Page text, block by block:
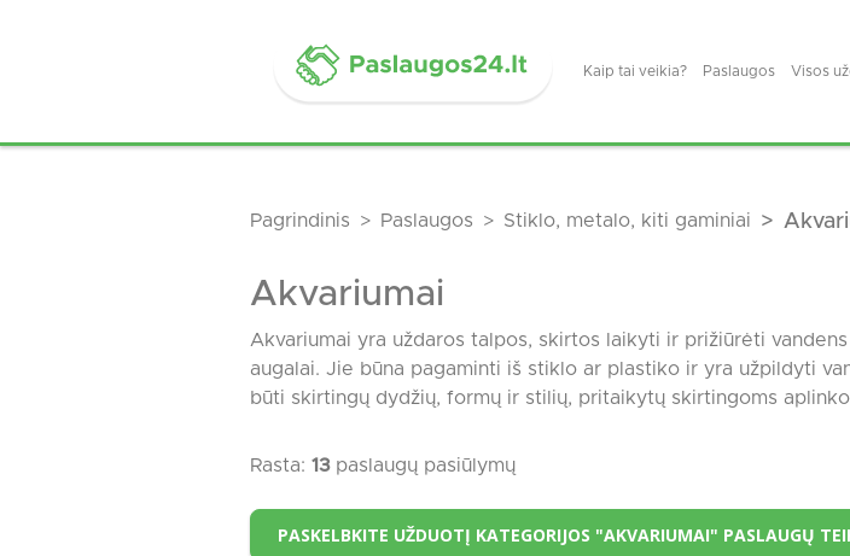
Kaip tai veikia? Paslaugos Visos
Pagrindinis Paslaugos Stiklo, metalo, kiti gaminiai
Akvariumai
Akvariumai yra uždaros talpos, skirtos laikyti ir prižiūrėti
augalai. Jie būna pagaminti iš stiklo ar plastiko ir yra užpildyti
būti skirtingų dydžių, formų ir stilių, pritaikytų skirtingoms
Rasta: 13paslaugų pasiūlymų
PASKELBKITE UŽDUOTĮ KATEGORIJOS "AKVARIUMAI" PASLAUGŲ